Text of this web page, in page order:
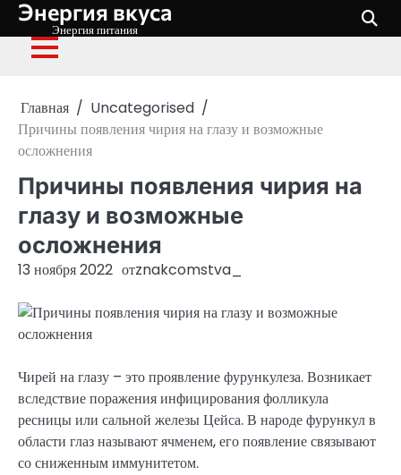
Перейти
содержимому
Энергия вкуса
Энергия питания
Главная
Uncategorised
Причины появления чирия на глазу и возможные
осложнения
Причины появления чирия на
глазу и возможные
осложнения
13 ноября 2022 отznakcomstva_
Чирей на глазу – это проявление фурункулеза. Возникает
вследствие поражения инфицирования фолликула
ресницы или сальной железы Цейса. В народе фурункул в
области глаз называют ячменем, его появление связывают
со сниженным иммунитетом.